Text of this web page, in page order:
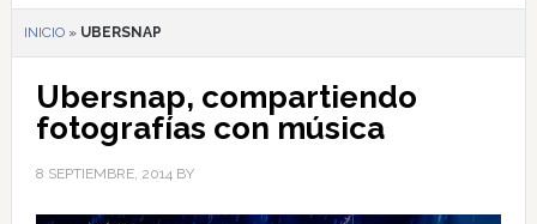
INICIO» UBERSNAP
Ubersnap, compartiendo
fotografías con música
8 SEPTIEMBRE, 2014BY